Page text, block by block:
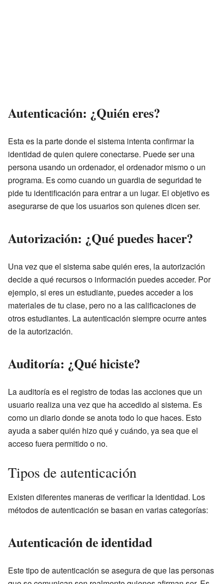
Autenticación: ¿Quién eres?
Esta es la parte donde el sistema intenta confirmar la
identidad de quien quiere conectarse. Puede ser una
persona usando un ordenador, el ordenador mismo o un
programa. Es como cuando un guardia de seguridad te
pide tu identificación para entrar a un lugar. El objetivo es
asegurarse de que los usuarios son quienes dicen ser.
Autorización: ¿Qué puedes hacer?
Una vez que el sistema sabe quién eres, la autorización
decide a qué recursos o información puedes acceder. Por
ejemplo, si eres un estudiante, puedes acceder a los
materiales de tu clase, pero no a las calificaciones de
otros estudiantes. La autenticación siempre ocurre antes
de la autorización.
Auditoría: ¿Qué hiciste?
La auditoría es el registro de todas las acciones que un
usuario realiza una vez que ha accedido al sistema. Es
como un diario donde se anota todo lo que haces. Esto
ayuda a saber quién hizo qué y cuándo, ya sea que el
acceso fuera permitido o no.
Tipos de autenticación
Existen diferentes maneras de verificar la identidad. Los
métodos de autenticación se basan en varias categorías:
Autenticación de identidad
Este tipo de autenticación se asegura de que las personas